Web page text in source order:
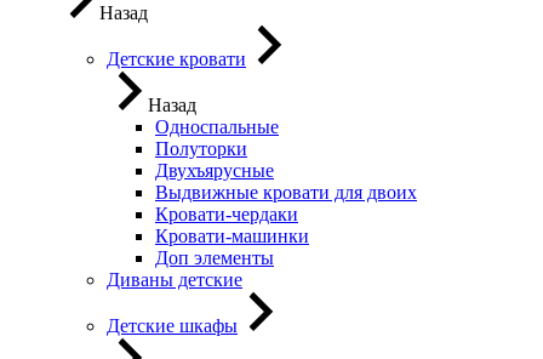
Назад
Детские кровати
Назад
Односпальные
Полуторки
Двухъярусные
Выдвижные кровати для двоих
Кровати-чердаки
Кровати-машинки
Доп элементы
Диваны детские
Детские шкафы